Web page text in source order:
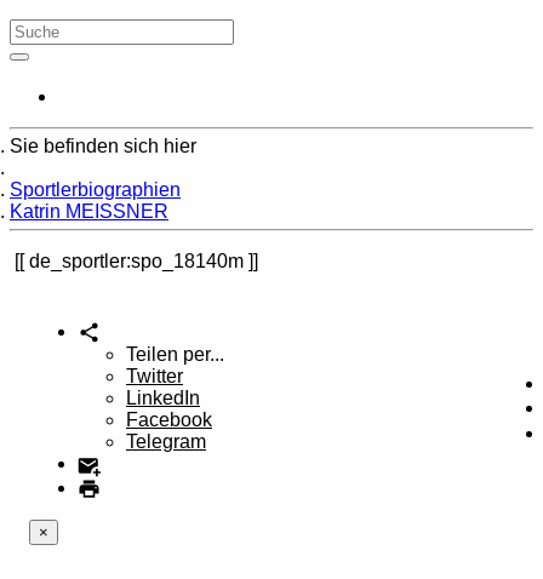
Sie befinden sich hier
Sportlerbiographien
Katrin MEISSNER
de_sportler:spo_18140m
Teilen per...
Twitter
LinkedIn
Facebook
Telegram
×